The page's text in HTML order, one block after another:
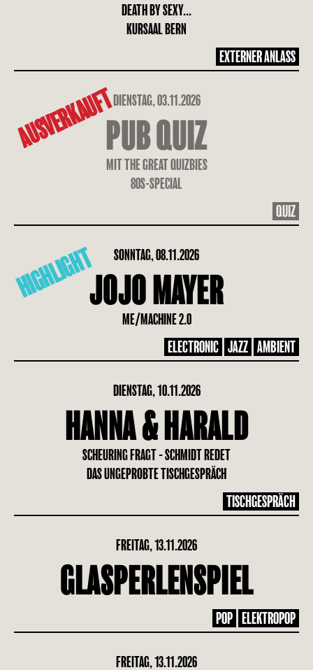
DEATH BY SEXY...
KURSAAL BERN
EXTERNER ANLASS
DIENSTAG, 03.11.2026
AUSVERKAUFTPUB QUIZ
MIT THE GREAT QUIZBIES
80S-SPECIAL
QUIZ
SONNTAG, 08.11.2026
HIGHLIGHTJOJO MAYER
ME/MACHINE 2.0
ELECTRONIC JAZZ AMBIENT
DIENSTAG, 10.11.2026
HANNA & HARALD
SCHEURING FRAGT - SCHMIDT REDET
DAS UNGEPROBTE TISCHGESPRÄCH
TISCHGESPRÄCH
FREITAG, 13.11.2026
GLASPERLENSPIEL
POP ELEKTROPOP
FREITAG, 13.11.2026